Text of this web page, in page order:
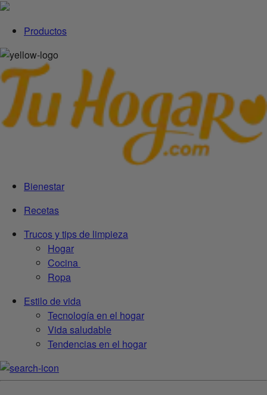
Productos
Bienestar
Recetas
Trucos y tips de limpieza
Hogar
Cocina
Ropa
Estilo de vida
Tecnología en el hogar
Vida saludable
Tendencias en el hogar